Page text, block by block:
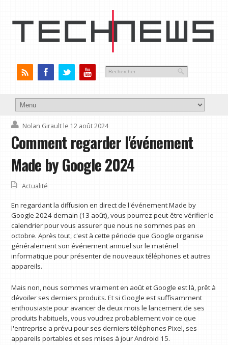
Nolan Girault le 12 août 2024
Comment regarder l'événement
Made by Google 2024
Actualité
En regardant la diffusion en direct de l'événement Made by
Google 2024 demain (13 août), vous pourrez peut-être vérifier le
calendrier pour vous assurer que nous ne sommes pas en
octobre. Après tout, c'est à cette période que Google organise
généralement son événement annuel sur le matériel
informatique pour présenter de nouveaux téléphones et autres
appareils.
Mais non, nous sommes vraiment en août et Google est là, prêt à
dévoiler ses derniers produits. Et si Google est suffisamment
enthousiaste pour avancer de deux mois le lancement de ses
produits habituels, vous voudrez probablement voir ce que
l'entreprise a prévu pour ses derniers téléphones Pixel, ses
appareils portables et ses mises à jour Android 15.